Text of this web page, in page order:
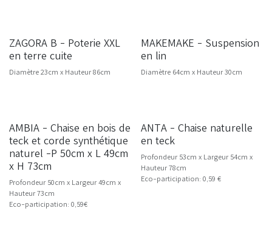
SOLDES -20%
ZAGORA B - Poterie XXL
en terre cuite
Diamètre 23cm x Hauteur 86cm
NOUVEAU
MAKEMAKE - Suspension
en lin
Diamètre 64cm x Hauteur 30cm
NOUVEAU
AMBIA - Chaise en bois de
teck et corde synthétique
naturel -P 50cm x L 49cm
x H 73cm
Profondeur 50cm x Largeur 49cm x
Hauteur 73cm
Eco-participation: 0,59€
ANTA - Chaise naturelle
en teck
Profondeur 53cm x Largeur 54cm x
Hauteur 78cm
Eco-participation: 0,59 €